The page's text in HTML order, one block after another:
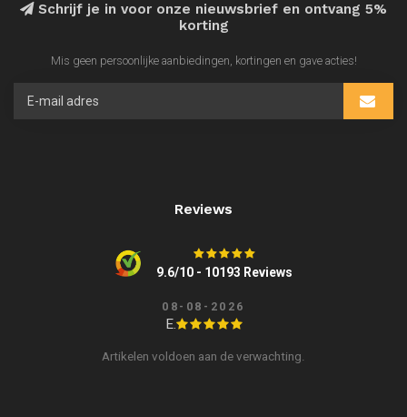
Schrijf je in voor onze nieuwsbrief en ontvang 5%
korting
Mis geen persoonlijke aanbiedingen, kortingen en gave acties!
Reviews
9.6/10 - 10193 Reviews
08-08-2026
E.
Artikelen voldoen aan de verwachting.